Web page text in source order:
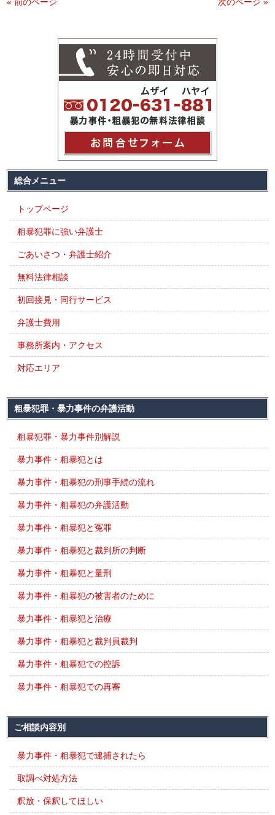
« 前のページ 次のページ »
総合メニュー
トップページ
粗暴犯罪に強い弁護士
ごあいさつ・弁護士紹介
無料法律相談
初回接見・同行サービス
弁護士費用
事務所案内・アクセス
対応エリア
粗暴犯罪・暴力事件の弁護活動
粗暴犯罪・暴力事件別解説
暴力事件・粗暴犯とは
暴力事件・粗暴犯の刑事手続の流れ
暴力事件・粗暴犯の弁護活動
暴力事件・粗暴犯と冤罪
暴力事件・粗暴犯と裁判所の判断
暴力事件・粗暴犯と量刑
暴力事件・粗暴犯の被害者のために
暴力事件・粗暴犯と治療
暴力事件・粗暴犯と裁判員裁判
暴力事件・粗暴犯での控訴
暴力事件・粗暴犯での再審
ご相談内容別
暴力事件・粗暴犯で逮捕されたら
取調べ対処方法
釈放・保釈してほしい